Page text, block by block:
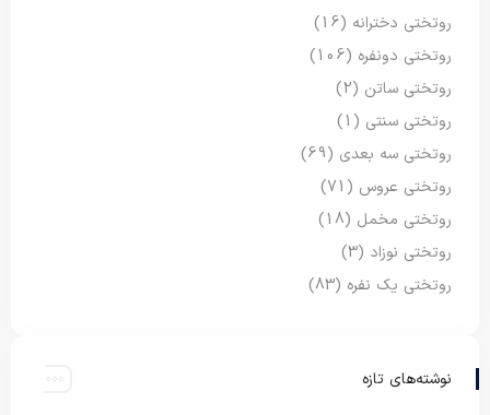
روتختی دخترانه (16)
روتختی دونفره (106)
روتختی ساتن (2)
روتختی سنتی (1)
روتختی سه بعدی (69)
روتختی عروس (71)
روتختی مخمل (18)
روتختی نوزاد (3)
روتختی یک نفره (83)
نوشته‌های تازه